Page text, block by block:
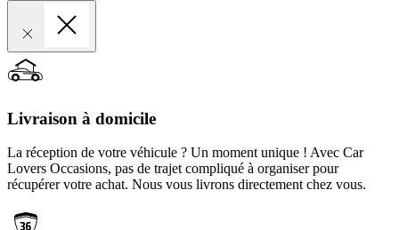
Livraison à domicile
La réception de votre véhicule ? Un moment unique ! Avec Car
Lovers Occasions, pas de trajet compliqué à organiser pour
récupérer votre achat. Nous vous livrons directement chez vous.